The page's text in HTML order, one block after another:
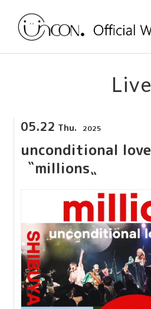
Shop
Profile
Contact
Live
05.22 Thu. 2025
unconditional
〝millions〟